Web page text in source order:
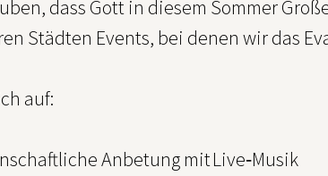
dass Gott in diesem Sommer
Städten Events, bei denen wir das
auf:
Anbetung mit Live‑Musik